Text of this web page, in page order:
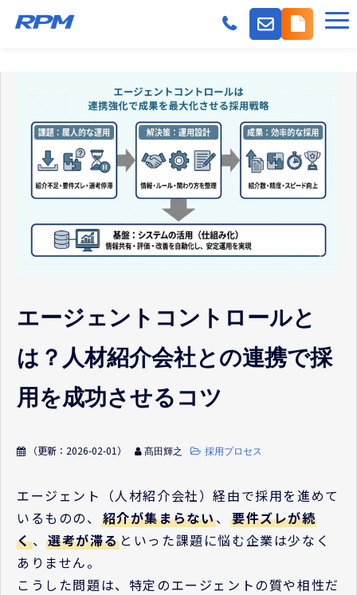
派遣会社の採用課題
事業会社の採用課題
料金
導入事例
よくある質問
紹介パートナー
エージェントコントロールと
は？人材紹介会社との連携で採
用を成功させるコツ
（更新： 2026-02-01 ） 髙田輝之 採用プロセス
エージェント（人材紹介会社）経由で採用を進めて
いるものの、 紹介が集まらない、要件ズレが続
く、選考が滞るといった課題に悩む企業は少なく
ありません。
こうした問題は、特定のエージェントの質や相性だ